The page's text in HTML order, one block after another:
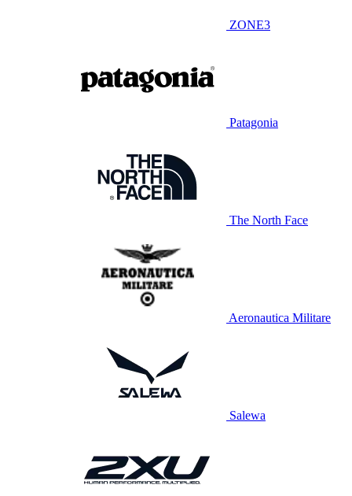
ZONE3
Patagonia
The North Face
Aeronautica Militare
Salewa